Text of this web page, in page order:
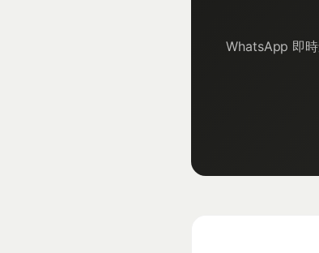
WhatsApp 即